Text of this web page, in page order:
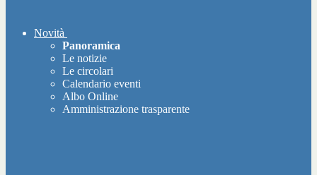
Novità
Panoramica
Le notizie
Le circolari
Calendario eventi
Albo Online
Amministrazione trasparente